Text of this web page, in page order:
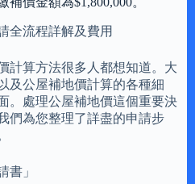
全流程詳解及費用
計算方法很多人都想知道。大
及公屋補地價計算的各種細
。處理公屋補地價這個重要決
們為您整理了詳盡的申請步
書」